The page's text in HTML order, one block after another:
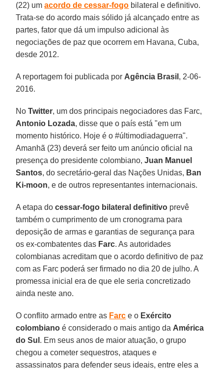
(22) umacordo de cessar-fogo bilateral e definitivo.
Trata-se do acordo mais sólido já alcançado entre as
partes, fator que dá um impulso adicional às
negociações de paz que ocorrem em Havana, Cuba,
desde 2012.
A reportagem foi publicada por Agência Brasil , 2-06-
2016.
NoTwitter, um dos principais negociadores das Farc,
Antonio Lozada, disse que o país está "em um
momento histórico. Hoje é o #últimodiadaguerra".
Amanhã (23) deverá ser feito um anúncio oficial na
presença do presidente colombiano,Juan Manuel
Santos, do secretário-geral das Nações Unidas, Ban
Ki-moon, e de outros representantes internacionais.
A etapa docessar-fogo bilateral definitivo prevê
também o cumprimento de um cronograma para
deposição de armas e garantias de segurança para
os ex-combatentes das Farc. As autoridades
colombianas acreditam que o acordo definitivo de paz
com as Farc poderá ser firmado no dia 20 de julho. A
promessa inicial era de que ele seria concretizado
ainda neste ano.
O conflito armado entre as Farc e o Exército
colombiano é considerado o mais antigo da América
do Sul . Em seus anos de maior atuação, o grupo
chegou a cometer sequestros, ataques e
assassinatos para defender seus ideais, entre eles a